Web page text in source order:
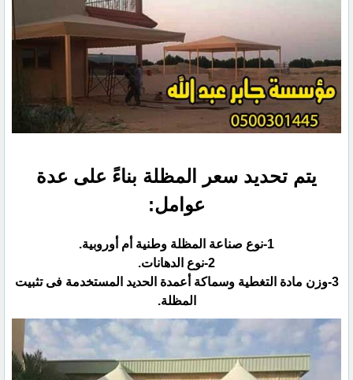
يتم تحديد سعر المظلة بناءً على عدة
عوامل:‏
‏3-وزن مادة التغطية وسماكة أعمدة الحديد المستخدمة فى تثبيت
المظلة.‏